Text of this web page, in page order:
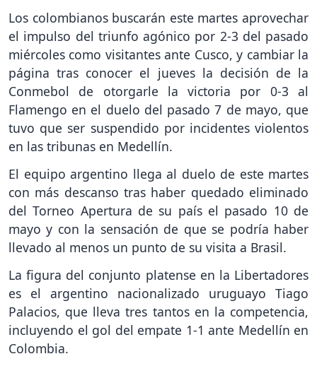
Los colombianos buscarán este martes aprovechar
el impulso del triunfo agónico por 2-3 del pasado
miércoles como visitantes ante Cusco, y cambiar la
página tras conocer el jueves la decisión de la
Conmebol de otorgarle la victoria por 0-3 al
Flamengo en el duelo del pasado 7 de mayo, que
tuvo que ser suspendido por incidentes violentos
en las tribunas en Medellín.
El equipo argentino llega al duelo de este martes
con más descanso tras haber quedado eliminado
del Torneo Apertura de su país el pasado 10 de
mayo y con la sensación de que se podría haber
llevado al menos un punto de su visita a Brasil.
La figura del conjunto platense en la Libertadores
es el argentino nacionalizado uruguayo Tiago
Palacios, que lleva tres tantos en la competencia,
incluyendo el gol del empate 1-1 ante Medellín en
Colombia.